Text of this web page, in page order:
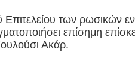
Επιτελείου των ρωσικών
επίσημη
Ακάρ.